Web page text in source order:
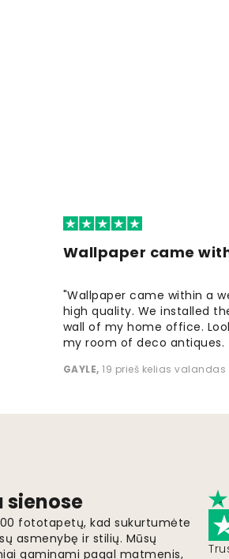
Wallpaper came
"Wallpaper came within a
high quality. We installed
wall of my home office.
my room of deco antiques.
GAYLE, 19 prieš kelias valandas
sienose
fototapetų, kad sukurtumėte
asmenybę ir stilių. Mūsų
gaminami pagal matmenis,